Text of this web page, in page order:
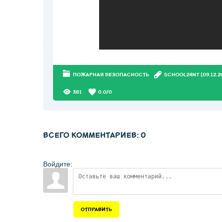
ПОЖАРНАЯ БЕЗОПАСНОСТЬ SCHOOL24NT
381 0.0/0
ВСЕГО КОММЕНТАРИЕВ: 0
Войдите:
ОТПРАВИТЬ